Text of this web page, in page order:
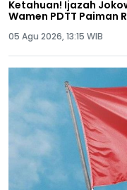
Ketahuan! Ijazah
Wamen PDTT Paiman
05 Agu 2026, 13:15 WIB